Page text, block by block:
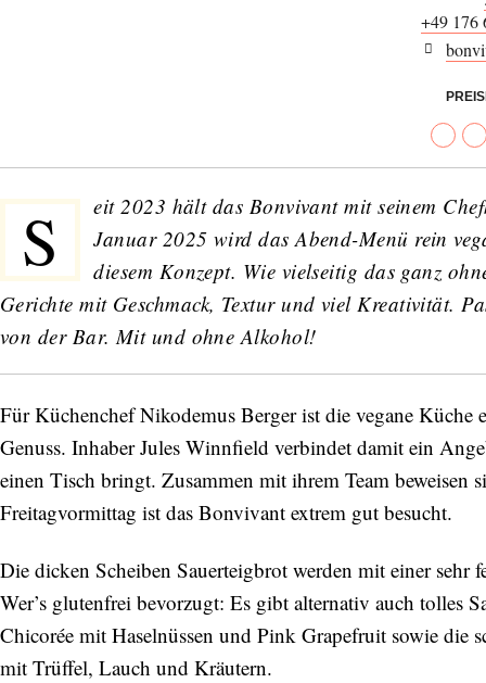
+49 176
S
eit 2023 hält das Bonvivant mit seinem
Januar 2025 wird das Abend-Menü rein
diesem Konzept. Wie vielseitig das ganz
Gerichte mit Geschmack, Textur und viel Kreativität.
von der Bar. Mit und ohne Alkohol!
Für Küchenchef Nikodemus Berger ist die vegane
Genuss. Inhaber Jules Winnfield verbindet damit ein
einen Tisch bringt. Zusammen mit ihrem Team
Freitagvormittag ist das Bonvivant extrem gut besucht.
Die dicken Scheiben Sauerteigbrot werden mit einer sehr
Wer’s glutenfrei bevorzugt: Es gibt alternativ auch tolles
Chicorée mit Haselnüssen und Pink Grapefruit sowie die
mit Trüffel, Lauch und Kräutern.